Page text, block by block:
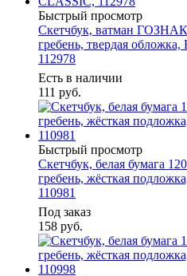
Быстрый просмотр
Скетчбук, ватман
гребень, твердая
112978
Есть в наличии
111 руб.
Быстрый просмотр
Скетчбук, белая бумага
гребень, жёсткая
110981
Под заказ
158 руб.